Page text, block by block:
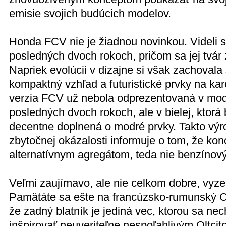
emisie svojich budúcich modelov.
Honda FCV nie je žiadnou novinkou. Videli
posledných dvoch rokoch, pričom sa jej tvár
Napriek evolúcii v dizajne si však
kompaktný vzhľad a futuristické prvky na
verzia FCV už nebola odprezentovaná v
posledných dvoch rokoch, ale v bielej, ktorá
decentne doplnená o modré prvky. Takto
zbytočnej okázalosti informuje o tom, že
alternatívnym agregátom, teda nie
Veľmi zaujímavo, ale nie celkom dobre,
Pamätáte sa ešte na francúzsko-rumunský
že zadný blatník je jediná vec, ktorou sa